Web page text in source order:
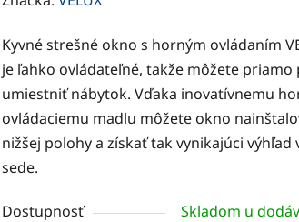
je
0,0
z
5
hviezdičiek.
Kyvné strešné okno s horným ovládaním
je ľahko ovládateľné, takže môžete priamo
umiestniť nábytok. Vďaka inovatívnemu
ovládaciemu madlu môžete okno
nižšej polohy a získať tak vynikajúci výhľad
sede.
Dostupnosť
Skladom u